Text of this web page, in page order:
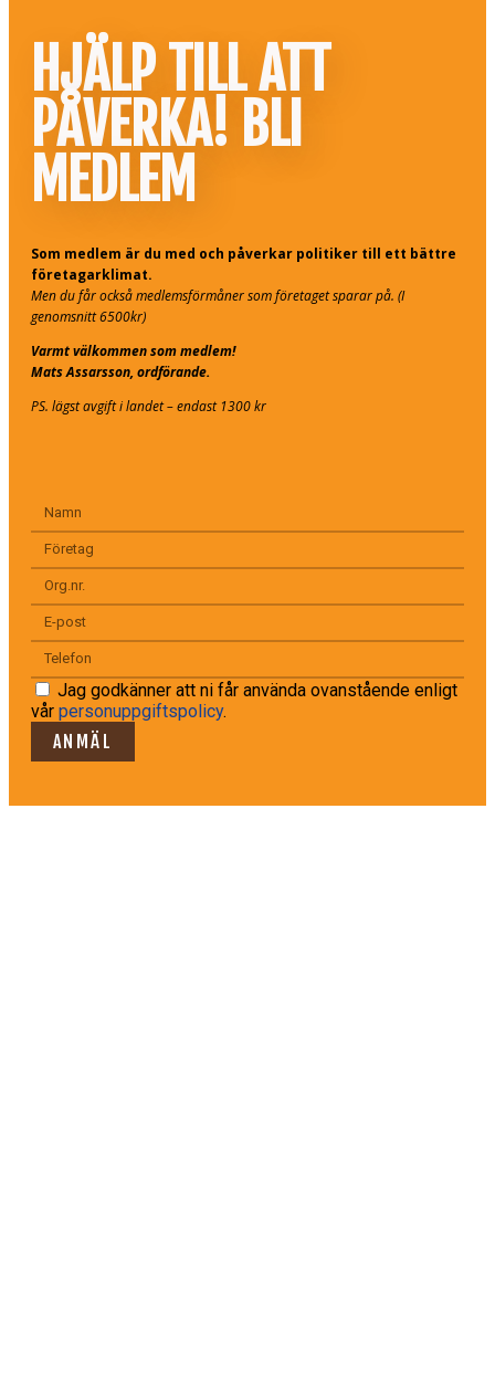
HJÄLP TILL ATT
PÅVERKA! BLI
MEDLEM
Som medlem är du med och påverkar politiker till ett bättre
företagarklimat.
Men du får också medlemsförmåner som företaget sparar på. (I
genomsnitt 6500kr)
Varmt välkommen som medlem!
Mats Assarsson, ordförande.
PS. lägst avgift i landet – endast 1300 kr
Jag godkänner att ni får använda ovanstående enligt
vår personuppgiftspolicy.
ANMÄL